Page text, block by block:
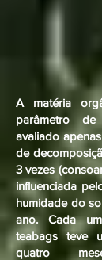
A matéria
parâmetro
avaliado
de
3 vezes
influenciada
humidade do
ano. Cada
teabags teve
quatro